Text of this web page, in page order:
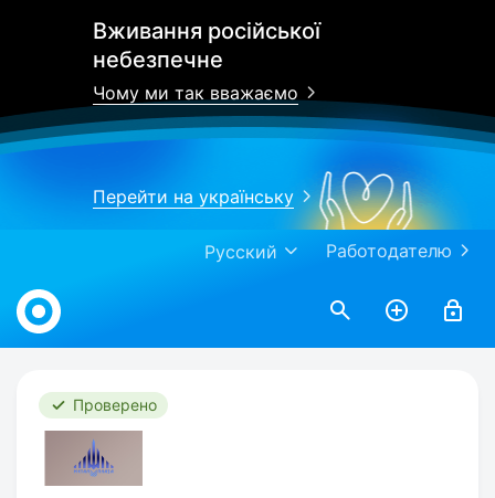
Вживання російської
небезпечне
Чому ми так вважаємо
Перейти на українську
Работодателю
Русский
Work.ua
Проверено